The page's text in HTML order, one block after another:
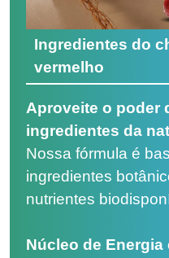
Ingredientes do
vermelho
Aproveite o poder
ingredientes da
Nossa fórmula é
ingredientes
nutrientes
Núcleo de Energia